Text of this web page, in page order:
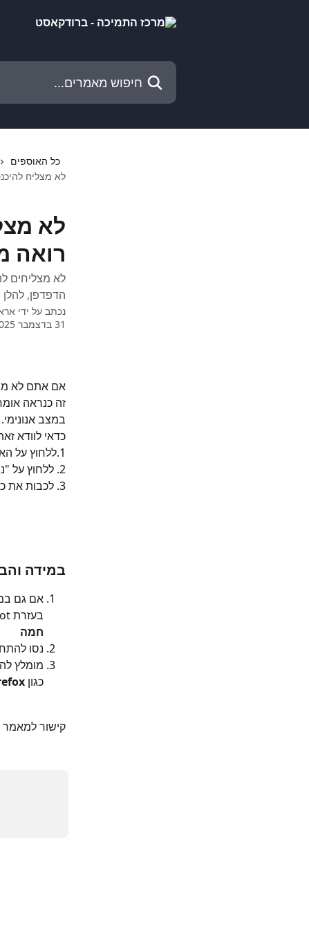
חיפוש מאמרים...
כל האוספים
לא מצליח
לא
רואה
לא מצליחים
הדפדפן,
נכתב על ידי
31 בדצמבר 2025
אם אתם לא
זה כנראה
במצב אנונימי.
כדאי לוודא
1.ללחוץ על האייקון בפינה למעלה של "תוספים" (נראה כמו פאזל)
2. ללחוץ על "ניהול תוספים"
3. לכבות את כל התוספים (עיגול אדום בתמונה)
במידה
אם גם
בעזרת hotspot/נקודה חמה מהנייד -
חמה
נסו
מומלץ
כגון
קישור למאמר